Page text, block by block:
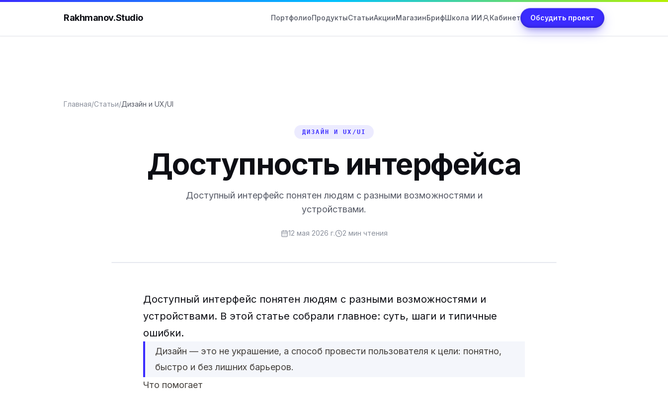
Rakhmanov.Studio ПортфолиоПродуктыСтатьиАкцииМагазинБрифШкола ИИ Кабинет Обсудить проект
Главная/Статьи/Дизайн и UX/UI
ДИЗАЙН И UX/UI
Доступность интерфейса
Доступный интерфейс понятен людям с разными возможностями и
устройствами.
12 мая 2026 г. 2 мин чтения
Доступный интерфейс понятен людям с разными возможностями и
устройствами. В этой статье собрали главное: суть, шаги и типичные
ошибки.
Дизайн — это не украшение, а способ провести пользователя к цели: понятно,
быстро и без лишних барьеров.
Что помогает